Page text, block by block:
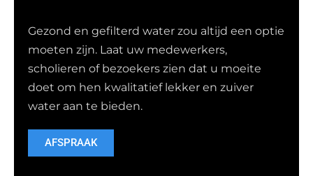
Gezond en gefilterd water zou altijd een optie
moeten zijn. Laat uw medewerkers,
scholieren of bezoekers zien dat u moeite
doet om hen kwalitatief lekker en zuiver
water aan te bieden.
AFSPRAAK